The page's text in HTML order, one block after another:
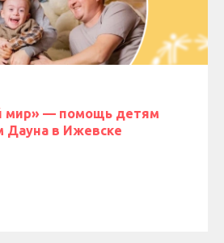
мир» — помощь детям
Дауна в Ижевске